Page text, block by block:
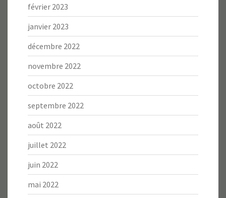
février 2023
janvier 2023
décembre 2022
novembre 2022
octobre 2022
septembre 2022
août 2022
juillet 2022
juin 2022
mai 2022